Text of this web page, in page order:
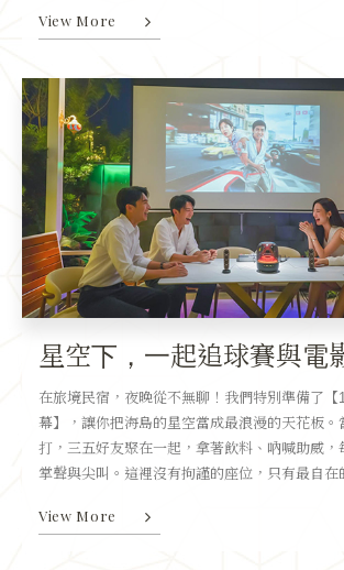
View More
星空下，一起追球賽與電
在旅境民宿，夜晚從不無聊！我們特別準備了【
幕】，讓你把海島的星空當成最浪漫的天花板。
打，三五好友聚在一起，拿著飲料、吶喊助威，
掌聲與尖叫。這裡沒有拘謹的座位，只有最自在
View More